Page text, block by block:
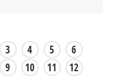
3 4 5
6
9 10 11
12